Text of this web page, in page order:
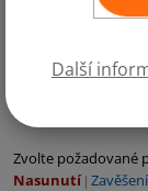
Další
Zvolte požadované
Nasunutí Zavěšení